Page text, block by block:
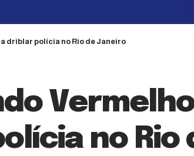
driblar polícia no Rio de Janeiro
no Rio